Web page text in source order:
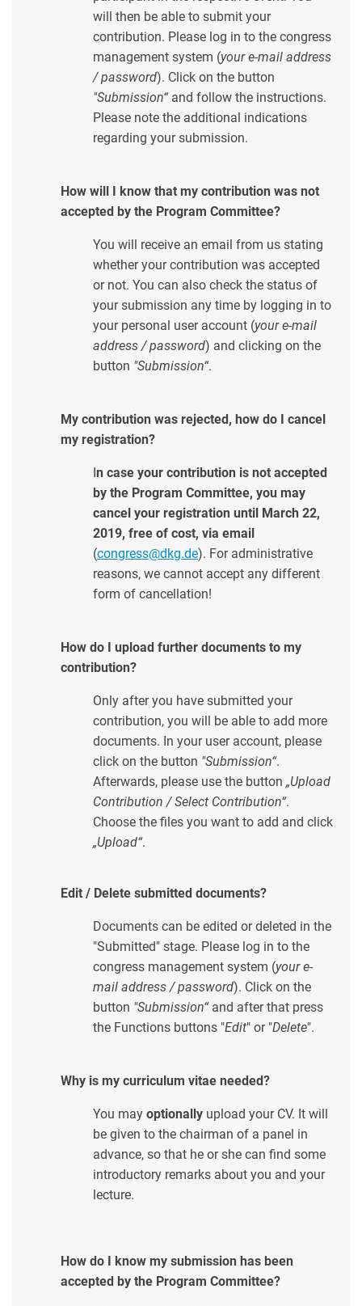
will then be able to submit your
contribution. Please log in to the congress
management system (your e-mail address
/ password). Click on the button
"Submission“and follow the instructions.
Please note the additional indications
regarding your submission.
How will I know that my contribution was not
accepted by the Program Committee?
You will receive an email from us stating
whether your contribution was accepted
or not. You can also check the status of
your submission any time by logging in to
your personal user account (your e-mail
address / password) and clicking on the
button "Submission“.
My contribution was rejected, how do I cancel
my registration?
In case your contribution is not accepted
by the Program Committee, you may
cancel your registration until March 22,
2019, free of cost, via email
(congress@dkg.de). For administrative
reasons, we cannot accept any different
form of cancellation!
How do I upload further documents to my
contribution?
Only after you have submitted your
contribution, you will be able to add more
documents. In your user account, please
click on the button "Submission“.
Afterwards, please use the button „Upload
Contribution / Select Contribution“.
Choose the files you want to add and click
„Upload“.
Edit / Delete submitted documents?
Documents can be edited or deleted in the
"Submitted" stage. Please log in to the
congress management system (your e-
mail address / password). Click on the
button "Submission“and after that press
the Functions buttons "Edit" or "Delete".
Why is my curriculum vitae needed?
You may optionally upload your CV. It will
be given to the chairman of a panel in
advance, so that he or she can find some
introductory remarks about you and your
lecture.
How do I know my submission has been
accepted by the Program Committee?